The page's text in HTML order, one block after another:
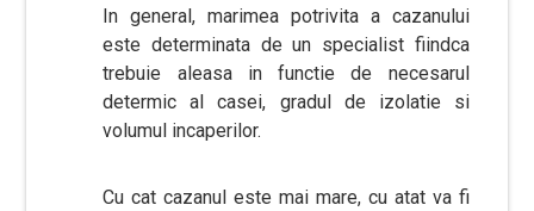
In general, marimea potrivita a cazanului
este determinata de un specialist fiindca
trebuie aleasa in functie de necesarul
determic al casei, gradul de izolatie si
volumul incaperilor.
Cu cat cazanul este mai mare, cu atat va fi